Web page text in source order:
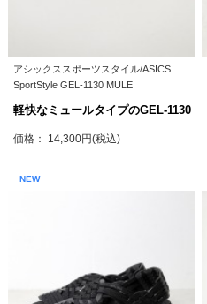
アシックススポーツスタイル/ASICS
SportStyle GEL-1130 MULE
軽快なミュールタイプのGEL-1130
価格： 14,300円(税込)
NEW